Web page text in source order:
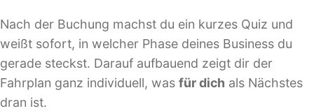
Nach der Buchung machst du ein kurzes Quiz und
weißt sofort, in welcher Phase deines Business du
gerade steckst. Darauf aufbauend zeigt dir der
Fahrplan ganz individuell, was für dich als Nächstes
dran ist.